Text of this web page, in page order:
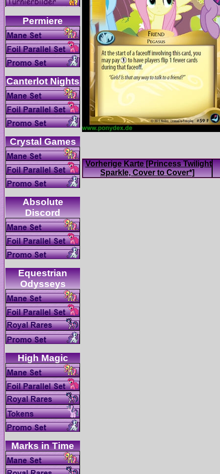
Absolute
Equestrian
Vorherige Karte [Princess Twilight